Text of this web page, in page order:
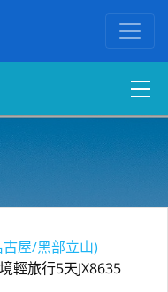
屋/黑部立山)
輕旅行5天JX8635